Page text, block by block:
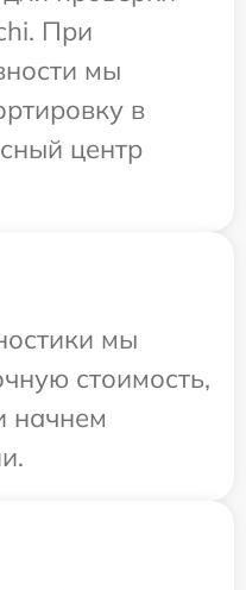
При
мы
в
центр
мы
стоимость,
начнем